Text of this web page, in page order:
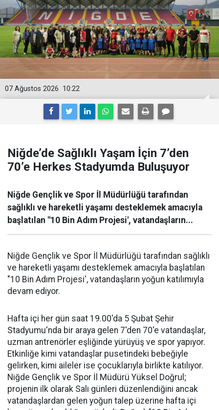
10:22
07 Ağustos 2026
Niğde’de Sağlıklı Yaşam İçin 7’den
70’e Herkes Stadyumda Buluşuyor
Niğde Gençlik ve Spor İl Müdürlüğü tarafından
sağlıklı ve hareketli yaşamı desteklemek amacıyla
başlatılan "10 Bin Adım Projesi', vatandaşların...
Niğde Gençlik ve Spor İl Müdürlüğü tarafından sağlıklı
ve hareketli yaşamı desteklemek amacıyla başlatılan
"10 Bin Adım Projesi', vatandaşların yoğun katılımıyla
devam ediyor.
Hafta içi her gün saat 19.00'da 5 Şubat Şehir
Stadyumu'nda bir araya gelen 7'den 70'e vatandaşlar,
uzman antrenörler eşliğinde yürüyüş ve spor yapıyor.
Etkinliğe kimi vatandaşlar pusetindeki bebeğiyle
gelirken, kimi aileler ise çocuklarıyla birlikte katılıyor.
Niğde Gençlik ve Spor İl Müdürü Yüksel Doğrul;
projenin ilk olarak Salı günleri düzenlendiğini ancak
vatandaşlardan gelen yoğun talep üzerine hafta içi